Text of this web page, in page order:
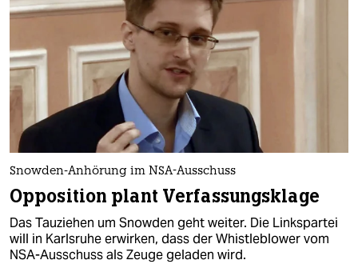
Snowden-Anhörung im NSA-Ausschuss
Opposition plant Verfassungsklage
Das Tauziehen um Snowden geht weiter. Die Linkspartei
will in Karlsruhe erwirken, dass der Whistleblower vom
NSA-Ausschuss als Zeuge geladen wird.